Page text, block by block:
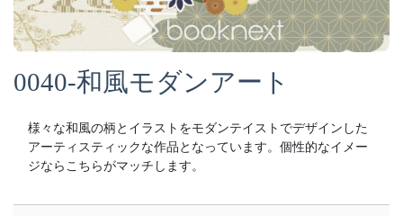
0040-和風モダンアート
様々な和風の柄とイラストをモダンテイストでデザインした
アーティスティックな作品となっています。個性的なイメー
ジならこちらがマッチします。